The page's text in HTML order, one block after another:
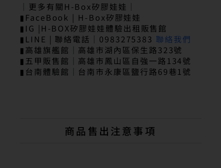
｜更多有關H-Box矽膠娃娃｜
▮FaceBook | H-Box矽膠娃娃
▮IG |H-BOX矽膠娃娃體驗出租販售館
▮LINE | 聯絡電話｜0983275383 聯絡我們
▮高雄旗艦館｜高雄市湖內區保生路323號
▮五甲販售館｜高雄市鳳山區自強一路134號
▮台南體驗館｜台南市永康區鹽行路69巷1號
商品售出注意事項